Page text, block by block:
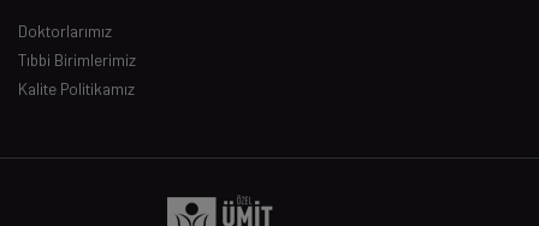
Doktorlarımız
Tıbbi Birimlerimiz
Kalite Politikamız